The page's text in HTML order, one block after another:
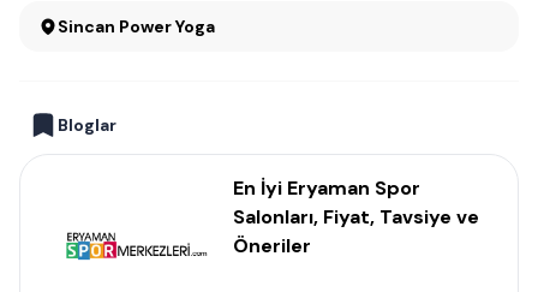
Sincan Power Yoga
Bloglar
En İyi Eryaman Spor
Salonları, Fiyat, Tavsiye ve
Öneriler